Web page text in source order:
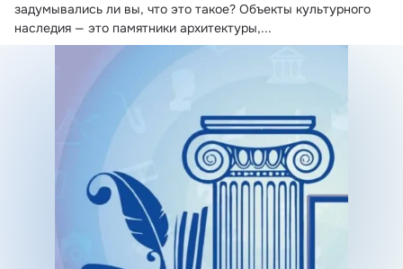
задумывались ли вы, что это такое? Объекты культурного
наследия — это памятники архитектуры,...